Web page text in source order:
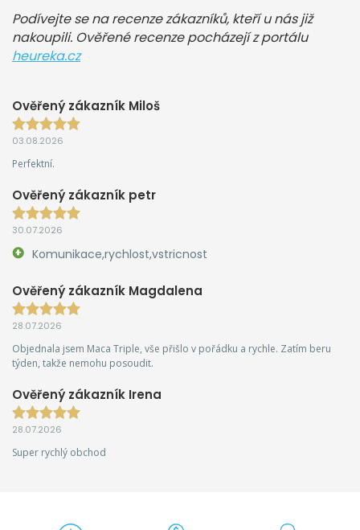
Podívejte se na recenze zákazníků, kteří u nás již
nakoupili. Ověřené recenze pocházejí z portálu
heureka.cz
Ověřený zákazník Miloš
03.08.2026
Perfektní.
Ověřený zákazník petr
30.07.2026
Komunikace,rychlost,vstricnost
Ověřený zákazník Magdalena
28.07.2026
Objednala jsem Maca Triple, vše přišlo v pořádku a rychle. Zatím beru
týden, takže nemohu posoudit.
Ověřený zákazník Irena
28.07.2026
Super rychlý obchod